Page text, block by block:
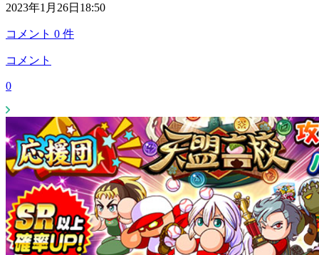
2023年1月26日18:50
コメント 0 件
コメント
0